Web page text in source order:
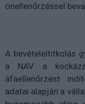
önellenőrzéssel
A bevételeltitkolás
a NAV a
áfaellenőrzést
adatai alapján a